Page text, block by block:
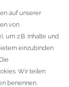
auf unserer
von
um z.B. Inhalte und
einzubinden
Wir teilen
benennen.